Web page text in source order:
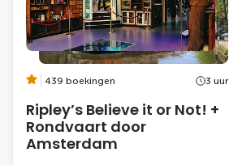
439 boekingen 3 uur
Ripley’s Believe it or Not! +
Rondvaart door
Amsterdam